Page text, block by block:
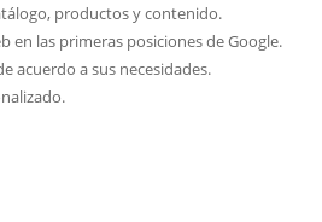
productos y contenido.
en las primeras posiciones de Google.
acuerdo a sus necesidades.